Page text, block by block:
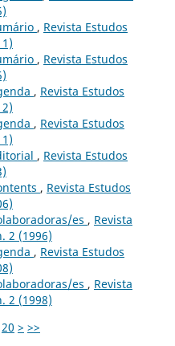
, Revista Estudos
, Revista Estudos
, Revista Estudos
, Revista Estudos
, Revista Estudos
, Revista Estudos
es , Revista
2 (1996)
, Revista Estudos
es , Revista
2 (1998)
20 > >>